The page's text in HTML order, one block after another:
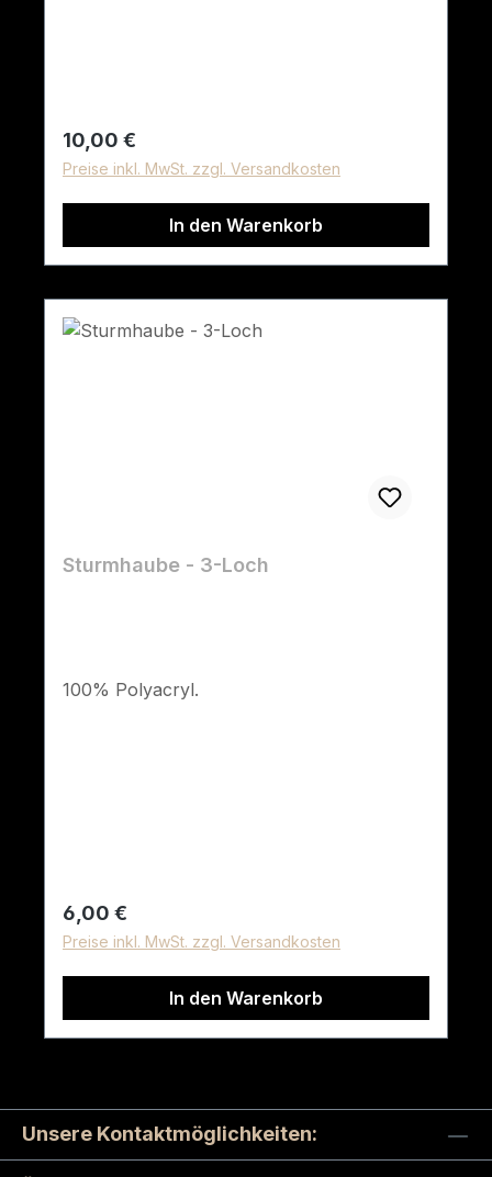
Regulärer Preis:
10,00 €
Preise inkl. MwSt. zzgl. Versandkosten
In den Warenkorb
Sturmhaube - 3-Loch
100% Polyacryl.
Regulärer Preis:
6,00 €
Preise inkl. MwSt. zzgl. Versandkosten
In den Warenkorb
Unsere Kontaktmöglichkeiten: